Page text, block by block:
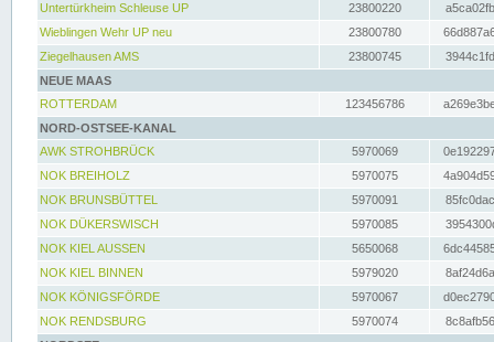
Untertürkheim Schleuse UP
23800220
Wieblingen Wehr UP neu
23800780
Ziegelhausen AMS
23800745
NEUE MAAS
ROTTERDAM
123456786
NORD-OSTSEE-KANAL
AWK STROHBRÜCK
5970069
NOK BREIHOLZ
5970075
NOK BRUNSBÜTTEL
5970091
NOK DÜKERSWISCH
5970085
NOK KIEL AUSSEN
5650068
NOK KIEL BINNEN
5979020
NOK KÖNIGSFÖRDE
5970067
NOK RENDSBURG
5970074